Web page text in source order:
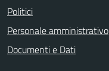
Politici
Personale amministrativo
Documenti e Dati